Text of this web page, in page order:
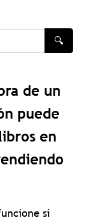
🔍
de un
puede
en
si